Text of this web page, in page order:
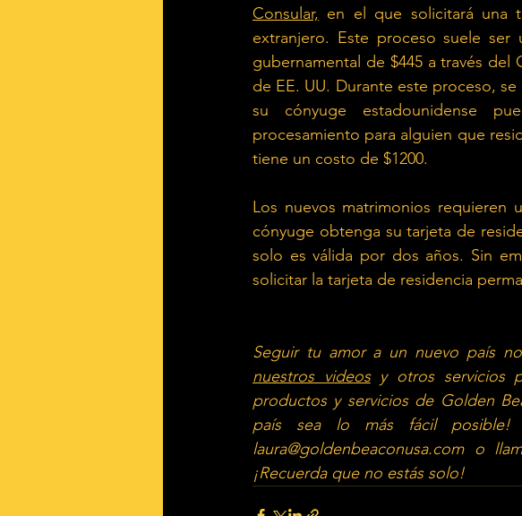
Consular, en el que solicitará una
extranjero. Este proceso suele
gubernamental de $445 a través
de EE. UU. Durante este proceso,
su cónyuge estadounidense
procesamiento para alguien que
tiene un costo de $1200.
Los nuevos matrimonios
cónyuge obtenga su tarjeta de
solo es válida por dos años. Sin
solicitar la tarjeta de residencia
Seguir tu amor a un nuevo país
nuestros videos y otros servicios
productos y servicios de Golden
país sea lo más fácil posible!
laura@goldenbeaconusa.com
o
¡Recuerda que no estás solo!